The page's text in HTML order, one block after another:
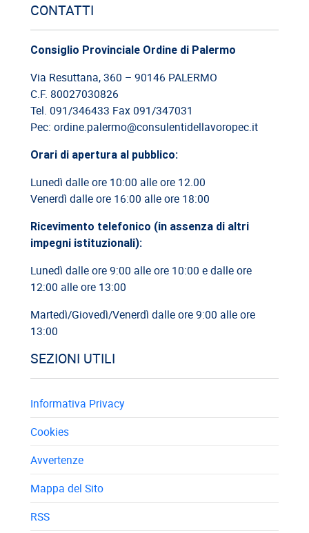
Cassazione: estorsione e insicurezza sul posto di lavoro
09/06/2026
Cassazione: legittimità del licenziamento con email
03/06/2026
Cassazione: rischi relativi alla informazione-formazione
CONTATTI
Consiglio Provinciale Ordine di Palermo
Via Resuttana, 360 – 90146 PALERMO
C.F. 80027030826
Tel. 091/346433 Fax 091/347031
Pec: ordine.palermo@consulentidellavoropec.it
Orari di apertura al pubblico:
Lunedì dalle ore 10:00 alle ore 12.00
Venerdì dalle ore 16:00 alle ore 18:00
Ricevimento telefonico (in assenza di altri
impegni istituzionali):
Lunedì dalle ore 9:00 alle ore 10:00 e dalle ore
12:00 alle ore 13:00
Martedì/Giovedì/Venerdì dalle ore 9:00 alle ore
13:00
SEZIONI UTILI
Informativa Privacy
Cookies
Avvertenze
Mappa del Sito
RSS